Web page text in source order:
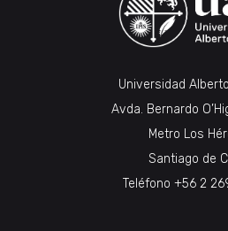
Universidad
Avda. Bernardo
Metro Los
Santiago de
Teléfono +56 2